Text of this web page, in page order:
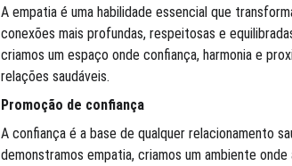
A empatia é uma habilidade essencial que
conexões mais profundas, respeitosas e
criamos um espaço onde confiança, harmonia e
relações saudáveis.
Promoção de confiança
A confiança é a base de qualquer relacionamento
demonstramos empatia, criamos um ambiente